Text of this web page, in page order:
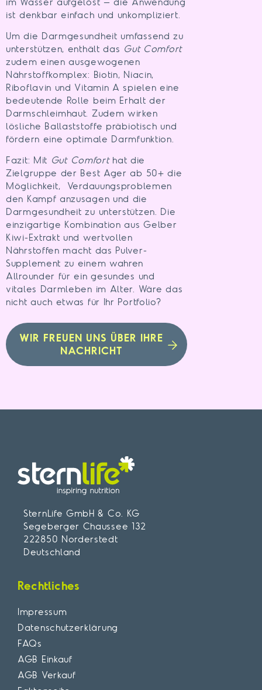
ist denkbar einfach und unkompliziert.
Um die Darmgesundheit umfassend zu
unterstützen, enthält das Gut Comfort
zudem einen ausgewogenen
Nährstoffkomplex: Biotin, Niacin,
Riboflavin und Vitamin A spielen eine
bedeutende Rolle beim Erhalt der
Darmschleimhaut. Zudem wirken
lösliche Ballaststoffe präbiotisch und
fördern eine optimale Darmfunktion.
Fazit: Mit Gut Comforthat die
Zielgruppe der Best Ager ab 50+ die
Möglichkeit, Verdauungsproblemen
den Kampf anzusagen und die
Darmgesundheit zu unterstützen. Die
einzigartige Kombination aus Gelber
Kiwi-Extrakt und wertvollen
Nährstoffen macht das Pulver-
Supplement zu einem wahren
Allrounder für ein gesundes und
vitales Darmleben im Alter. Wäre das
nicht auch etwas für Ihr Portfolio?
WIR FREUEN UNS ÜBER IHRE
NACHRICHT
SternLife GmbH & Co. KG
Segeberger Chaussee 132
222850 Norderstedt
Deutschland
Rechtliches
Impressum
Datenschutzerklärung
FAQs
AGB Einkauf
AGB Verkauf